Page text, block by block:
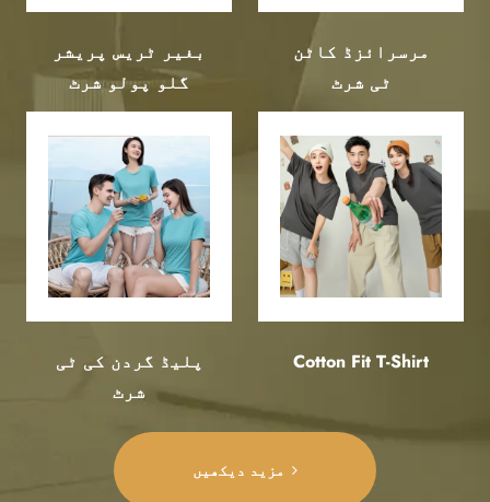
بغیر ٹریس پریشر
گلو پولو شرٹ
مرسرائزڈ کاٹن
ٹی شرٹ
پلیڈ گردن کی ٹی
شرٹ
Cotton Fit T-Shirt